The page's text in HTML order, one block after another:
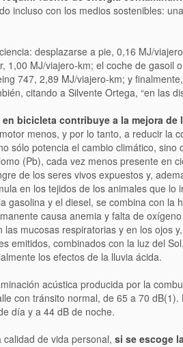
incluso con los medios sostenibles:
desplazarse a pie, 0,16 MJ/
1,00 MJ/viajero-km; el coche de gasoil
747, 2,89 MJ/viajero-km; y
citando a Silvente Ortega, “en las
en bicicleta contribuye a la mejora
menos, y por lo tanto, a reducir la
sólo potencia el cambio climático,
(Pb), cada vez menos presente en
de los seres vivos expuestos y,
en los tejidos de los animales que
gasolina y el diesel, se combina con la
causa anemia y falta de
las mucosas respiratorias y en los ojos
emitidos, combinados con la luz del
los efectos de la lluvia ácida.
acústica producida por la
con tránsito normal, de 65 a 70
día y a 44 dB de noche.
de vida personal, si se escoge